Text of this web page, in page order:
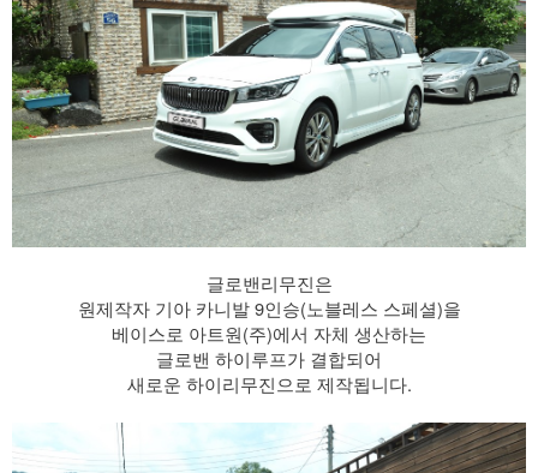
글로밴리무진은
원제작자 기아 카니발 9인승(노블레스 스페셜)을
베이스로 아트원(주)에서 자체 생산하는
글로밴 하이루프가 결합되어
새로운 하이리무진으로 제작됩니다.